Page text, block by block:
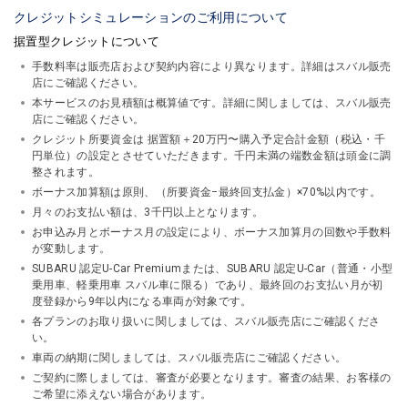
クレジットシミュレーションのご利用について
据置型クレジットについて
手数料率は販売店および契約内容により異なります。詳細はスバル販売
店にご確認ください。
本サービスのお見積額は概算値です。詳細に関しましては、スバル販売
店にご確認ください。
クレジット所要資金は 据置額＋20万円〜購入予定合計金額（税込・千
円単位）の設定とさせていただきます。千円未満の端数金額は頭金に調
整されます。
ボーナス加算額は原則、（所要資金−最終回支払金）×70%以内です。
月々のお支払い額は、3千円以上となります。
お申込み月とボーナス月の設定により、ボーナス加算月の回数や手数料
が変動します。
SUBARU 認定U-Car Premiumまたは、SUBARU 認定U-Car（普通・小型
乗用車、軽乗用車 スバル車に限る）であり、最終回のお支払い月が初
度登録から9年以内になる車両が対象です。
各プランのお取り扱いに関しましては、スバル販売店にご確認くださ
い。
車両の納期に関しましては、スバル販売店にご確認ください。
ご契約に際しましては、審査が必要となります。審査の結果、お客様の
ご希望に添えない場合があります。